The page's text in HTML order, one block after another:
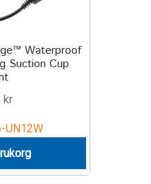
Waterproof
Suction Cup
kr
UN12W